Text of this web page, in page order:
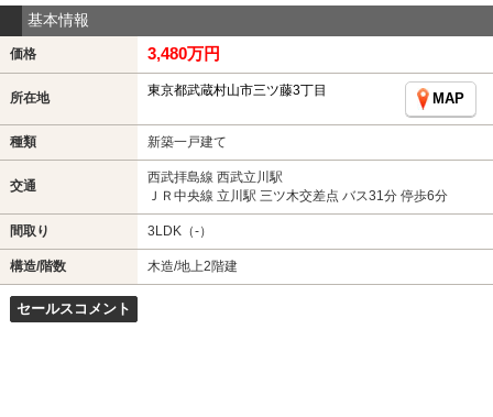
基本情報
価格 3,480万円
所在地 東京都武蔵村山市三ツ藤3丁目
MAP
種類 新築一戸建て
交通
西武拝島線 西武立川駅
ＪＲ中央線 立川駅 三ツ木交差点 バス31分 停歩6分
間取り 3LDK（-）
構造/階数 木造/地上2階建
セールスコメント